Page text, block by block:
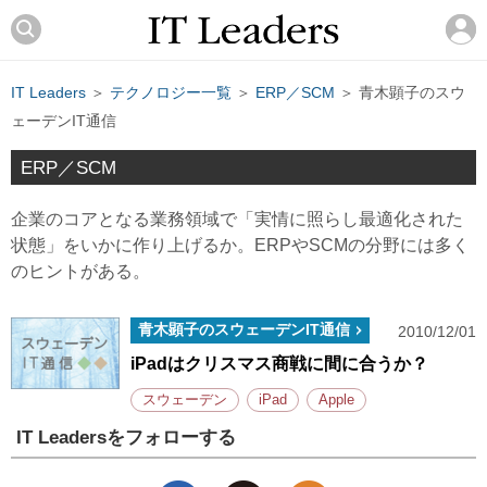
IT Leaders ＞ テクノロジー一覧 ＞ ERP／SCM ＞ 青木顕子のスウ
ェーデンIT通信
ERP／SCM
企業のコアとなる業務領域で「実情に照らし最適化された
状態」をいかに作り上げるか。ERPやSCMの分野には多く
のヒントがある。
青木顕子のスウェーデンIT通信 2010/12/01
iPadはクリスマス商戦に間に合うか？
スウェーデン iPad Apple
IT Leadersをフォローする